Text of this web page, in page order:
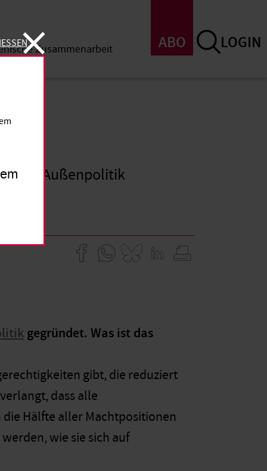
ABO LOGIN
Zusammenarbeit
Außenpolitik
gegründet. Was ist das
gibt, die reduziert
dass alle
Hälfte aller Machtpositionen
wie sie sich auf